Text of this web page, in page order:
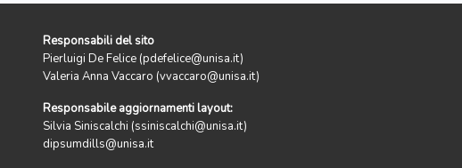
Responsabili del sito
Pierluigi De Felice (pdefelice@unisa.it)
Valeria Anna Vaccaro (vvaccaro@unisa.it)
Responsabile aggiornamenti layout:
Silvia Siniscalchi (ssiniscalchi@unisa.it)
dipsumdills@unisa.it